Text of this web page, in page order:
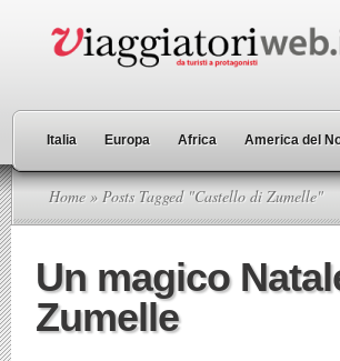
Italia Europa Africa America del
Home » Posts Tagged "Castello di Zumelle"
Un magico
Zumelle